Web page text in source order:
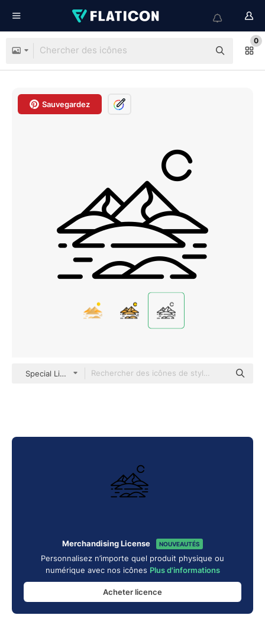
0
Sauvegardez
Special Lineal
Merchandising License NOUVEAUTÉS
Personnalisez n’importe quel produit physique ou
numérique avec nos icônes Plus d'informations
Acheter licence